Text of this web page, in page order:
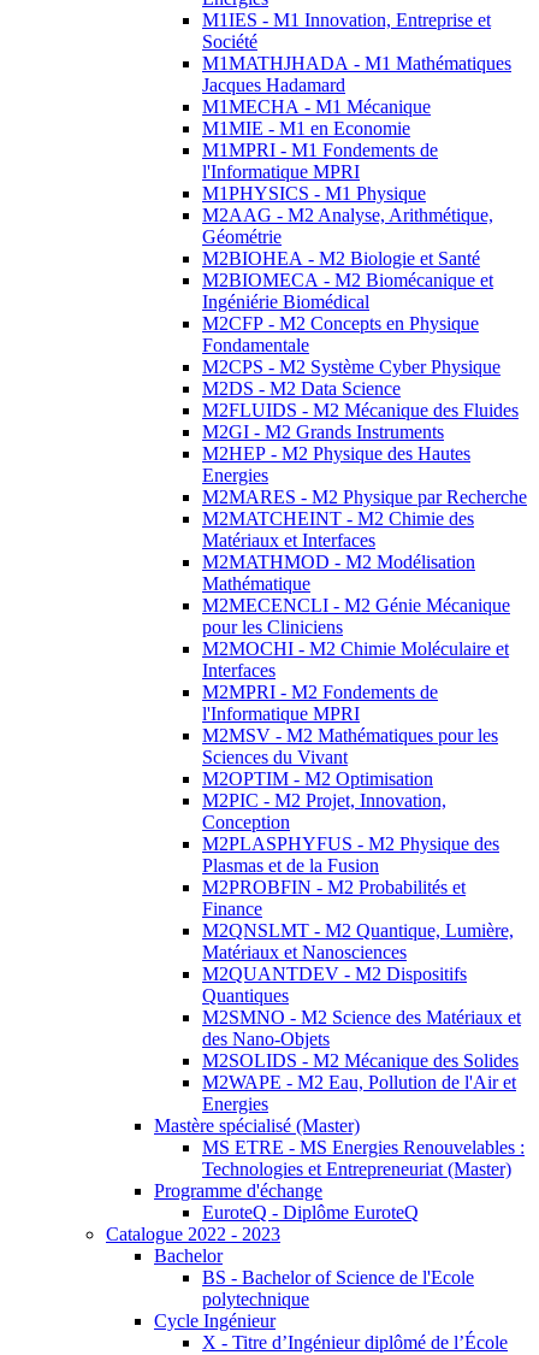
M1IES - M1 Innovation, Entreprise et
Société
M1MATHJHADA - M1 Mathématiques
Jacques Hadamard
M1MECHA - M1 Mécanique
M1MIE - M1 en Economie
M1MPRI - M1 Fondements de
l'Informatique MPRI
M1PHYSICS - M1 Physique
M2AAG - M2 Analyse, Arithmétique,
Géométrie
M2BIOHEA - M2 Biologie et Santé
M2BIOMECA - M2 Biomécanique et
Ingéniérie Biomédical
M2CFP - M2 Concepts en Physique
Fondamentale
M2CPS - M2 Système Cyber Physique
M2DS - M2 Data Science
M2FLUIDS - M2 Mécanique des Fluides
M2GI - M2 Grands Instruments
M2HEP - M2 Physique des Hautes
Energies
M2MARES - M2 Physique par Recherche
M2MATCHEINT - M2 Chimie des
Matériaux et Interfaces
M2MATHMOD - M2 Modélisation
Mathématique
M2MECENCLI - M2 Génie Mécanique
pour les Cliniciens
M2MOCHI - M2 Chimie Moléculaire et
Interfaces
M2MPRI - M2 Fondements de
l'Informatique MPRI
M2MSV - M2 Mathématiques pour les
Sciences du Vivant
M2OPTIM - M2 Optimisation
M2PIC - M2 Projet, Innovation,
Conception
M2PLASPHYFUS - M2 Physique des
Plasmas et de la Fusion
M2PROBFIN - M2 Probabilités et
Finance
M2QNSLMT - M2 Quantique, Lumière,
Matériaux et Nanosciences
M2QUANTDEV - M2 Dispositifs
Quantiques
M2SMNO - M2 Science des Matériaux et
des Nano-Objets
M2SOLIDS - M2 Mécanique des Solides
M2WAPE - M2 Eau, Pollution de l'Air et
Energies
Mastère spécialisé (Master)
MS ETRE - MS Energies Renouvelables :
Technologies et Entrepreneuriat (Master)
Programme d'échange
EuroteQ - Diplôme EuroteQ
Catalogue 2022 - 2023
Bachelor
BS - Bachelor of Science de l'Ecole
polytechnique
Cycle Ingénieur
X - Titre d’Ingénieur diplômé de l’École